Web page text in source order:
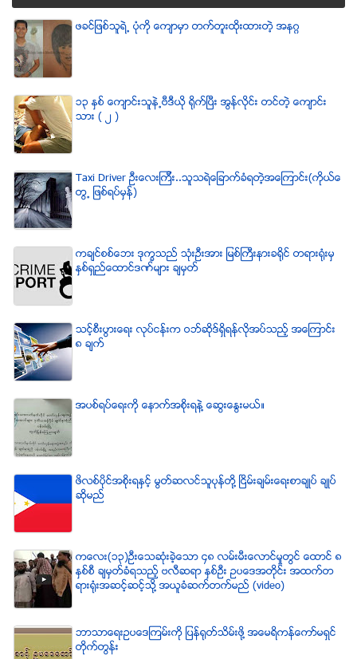
ဖခင္ျဖစ္သူရဲ႕ ပံုကို ေက်ာမွာ တက္တူးထိုးထားတဲ့ အနဂၢ
၁၃ ႏွစ္ ေက်ာင္းသူနဲ႕ဗီဒီယို ရိုက္ျပီး အြန္လိုင္း တင္တဲ့ ေက်ာင္း
သား ( ၂ )
Taxi Driver ဦးေလးၾကီး..သူသရဲေျခာက္ခံရတဲ့အေၾကာင္း(ကိုယ္ေ
တြ႕ ျဖစ္ရပ္မွန္)
ကခ်င္စစ္ေဘး ဒုကၡသည္ သံုးဦးအား ျမစ္ႀကီးနားခရိုင္ တရားရံုးမွ
ႏွစ္ရွည္ေထာင္ဒဏ္မ်ား ခ်မွတ္
သင့္စီးပြားေရး လုပ္ငန္းက ဝဘ္ဆိုဒ္ရွိရန္လိုအပ္သည့္ အေၾကာင္း
၈ ခ်က္
အပစ္ရပ္ေရးကို ေနာက္အစိုးရနဲ႔ ေဆြးေႏြးမယ္။
ဖိလစ္ပိုင္အစိုးရႏွင့္ မြတ္ဆလင္သူပုန္တို႔ ၿငိမ္းခ်မ္းေရးစာခ်ဳပ္ ခ်ဳပ္
ဆိုမည္
ကေလး(၁၃)ဦးေသဆံုးခဲ့ေသာ ၄၈ လမ္းမီးေလာင္မႈတြင္ ေထာင္ ၈
ႏွစ္စီ ခ်မွတ္ခံရသည့္ ဗလီဆရာ ႏွစ္ဦး ဥပေဒအတိုင္း အထက္တ
ရားရံုးအဆင့္ဆင့္သို႔ အယူခံဆက္တက္မည္ (video)
ဘာသာေရးဥပေဒၾကမ္းကို ျပန္ရုတ္သိမ္းဖို႔ အေမရိကန္ေကာ္မရွင္
တိုက္တြန္း